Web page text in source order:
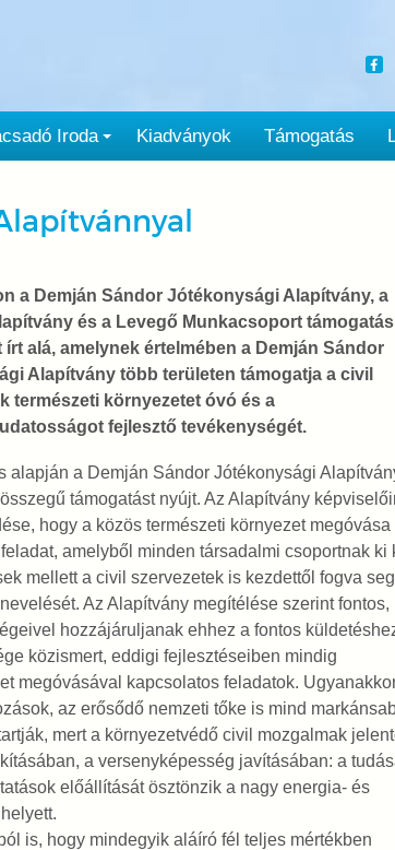
Iroda Kiadványok Támogatás
a Demján Sándor Jótékonysági Alapítvány, a
és a Levegő Munkacsoport
írt alá, amelynek értelmében a Demján Sándor
Alapítvány több területen támogatja a civil
természeti környezetet óvó és a
fejlesztő tevékenységét.
alapján a Demján Sándor Jótékonysági
támogatást nyújt. Az Alapítvány
hogy a közös természeti környezet megóvása
amelyből minden társadalmi csoportnak ki
mellett a civil szervezetek is kezdettől fogva
Az Alapítvány megítélése szerint fontos,
hozzájáruljanak ehhez a fontos
közismert, eddigi fejlesztéseiben mindig
megóvásával kapcsolatos feladatok.
az erősődő nemzeti tőke is mind
mert a környezetvédő civil mozgalmak
a versenyképesség javításában: a
előállítását ösztönzik a nagy energia- és
is, hogy mindegyik aláíró fél teljes mértékben